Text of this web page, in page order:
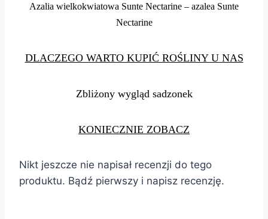
Azalia wielkokwiatowa Sunte Nectarine – azalea Sunte
Nectarine
DLACZEGO WARTO KUPIĆ ROŚLINY U NAS
Zbliżony wygląd sadzonek
KONIECZNIE ZOBACZ
Nikt jeszcze nie napisał recenzji do tego
produktu. Bądź pierwszy i napisz recenzję.